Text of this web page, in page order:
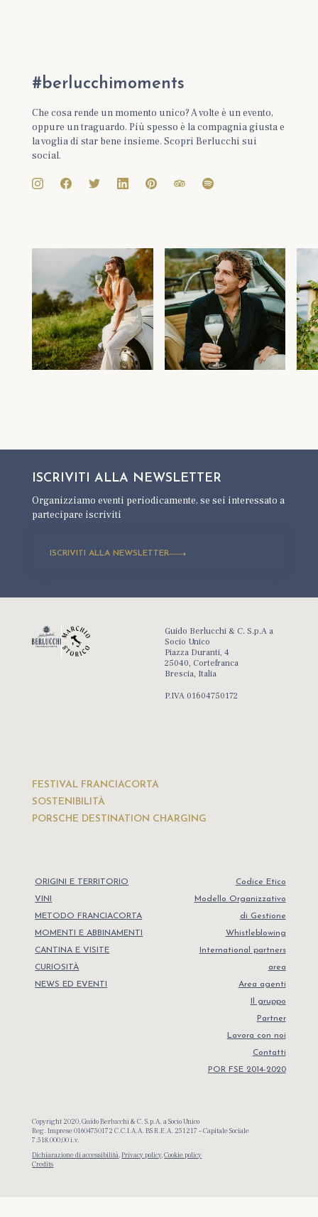
#berlucchimoments
Che cosa rende un momento unico? A volte è un evento,
oppure un traguardo. Più spesso è la compagnia giusta e
la voglia di star bene insieme. Scopri Berlucchi sui
social.
ISCRIVITI ALLA NEWSLETTER
Organizziamo eventi periodicamente,se sei interessato a
partecipare iscriviti
ISCRIVITI ALLA NEWSLETTER
Guido Berlucchi & C. S.p.A a
Socio Unico
Piazza Duranti, 4
25040, Cortefranca
Brescia, Italia
P.IVA 01604750172
FESTIVAL FRANCIACORTA
SOSTENIBILITÀ
PORSCHE DESTINATION CHARGING
ORIGINI E TERRITORIO
VINI
METODO FRANCIACORTA
MOMENTI E ABBINAMENTI
CANTINA E VISITE
CURIOSITÀ
NEWS ED EVENTI
Codice Etico
Modello Organizzativo
di Gestione
Whistleblowing
International partners
area
Area agenti
Il gruppo
Partner
Lavora con noi
Contatti
POR FSE 2014-2020
Copyright 2020, Guido Berlucchi & C. S.p.A. a Socio Unico
Reg. Imprese 01604750172 C.C.I.A.A. BS R.E.A. 251217 – Capitale Sociale
7.518.000,00 i.v.
Dichiarazione di accessibilità ,Privacy policy,Cookie policy
Credits